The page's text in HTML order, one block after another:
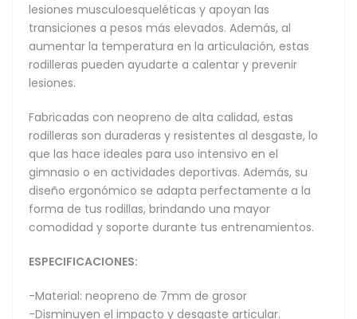
lesiones musculoesqueléticas y apoyan las
transiciones a pesos más elevados. Además, al
aumentar la temperatura en la articulación, estas
rodilleras pueden ayudarte a calentar y prevenir
lesiones.
Fabricadas con neopreno de alta calidad, estas
rodilleras son duraderas y resistentes al desgaste, lo
que las hace ideales para uso intensivo en el
gimnasio o en actividades deportivas. Además, su
diseño ergonómico se adapta perfectamente a la
forma de tus rodillas, brindando una mayor
comodidad y soporte durante tus entrenamientos.
ESPECIFICACIONES:
-Material: neopreno de 7mm de grosor
-Disminuyen el impacto y desgaste articular.